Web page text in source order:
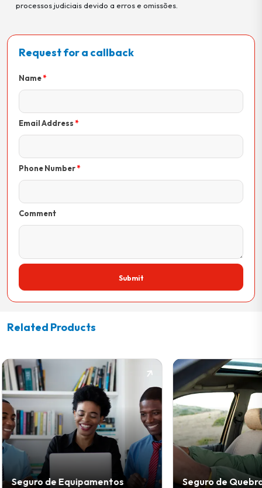
processos judiciais devido a erros e omissões.
Request for a callback
Name
Email Address
Phone Number
Comment
Submit
Related Products
Seguro de Quebra de